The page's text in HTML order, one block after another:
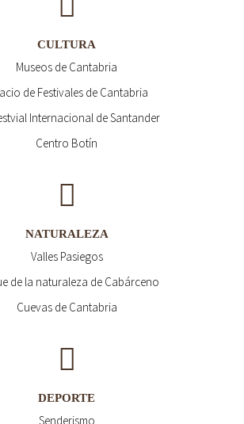
CULTURA
Museos de Cantabria
de Festivales de Cantabria
Internacional de Santander
Centro Botín
NATURALEZA
Valles Pasiegos
de la naturaleza de Cabárceno
Cuevas de Cantabria
DEPORTE
Senderismo